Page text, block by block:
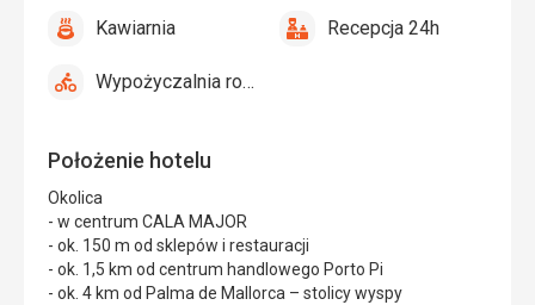
Położenie hotelu
Okolica
- w centrum CALA MAJOR
- ok. 150 m od sklepów i restauracji
- ok. 1,5 km od centrum handlowego Porto Pi
- ok. 4 km od Palma de Mallorca – stolicy wyspy
niepełnosprawnych
KawiarniaKawiarnia
tak
RecepcjaRecepcja 24h
tak
Wypożyczalnia
Wypożyczalnia rowerów
tak